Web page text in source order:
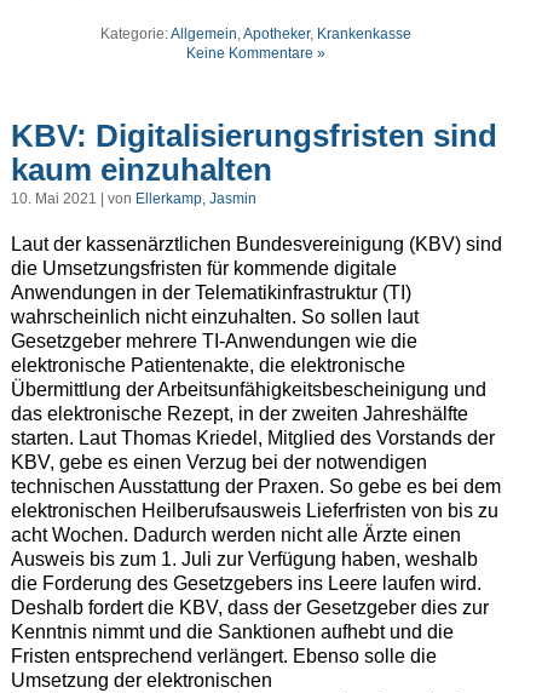
Kategorie:Allgemein,Apotheker, Krankenkasse
Keine Kommentare »
KBV: Digitalisierungsfristen sind
kaum einzuhalten
10. Mai 2021 | von Ellerkamp, Jasmin
Laut der kassenärztlichen Bundesvereinigung (KBV) sind
die Umsetzungsfristen für kommende digitale
Anwendungen in der Telematikinfrastruktur (TI)
wahrscheinlich nicht einzuhalten. So sollen laut
Gesetzgeber mehrere TI-Anwendungen wie die
elektronische Patientenakte, die elektronische
Übermittlung der Arbeitsunfähigkeitsbescheinigung und
das elektronische Rezept, in der zweiten Jahreshälfte
starten. Laut Thomas Kriedel, Mitglied des Vorstands der
KBV, gebe es einen Verzug bei der notwendigen
technischen Ausstattung der Praxen. So gebe es bei dem
elektronischen Heilberufsausweis Lieferfristen von bis zu
acht Wochen. Dadurch werden nicht alle Ärzte einen
Ausweis bis zum 1. Juli zur Verfügung haben, weshalb
die Forderung des Gesetzgebers ins Leere laufen wird.
Deshalb fordert die KBV, dass der Gesetzgeber dies zur
Kenntnis nimmt und die Sanktionen aufhebt und die
Fristen entsprechend verlängert. Ebenso solle die
Umsetzung der elektronischen